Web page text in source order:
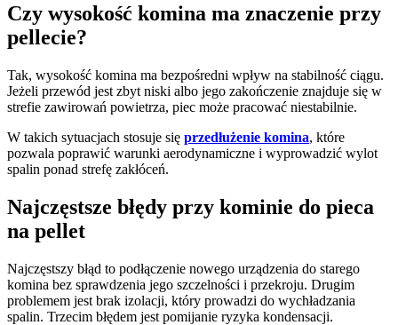
Czy wysokość komina ma znaczenie przy
pellecie?
Tak, wysokość komina ma bezpośredni wpływ na stabilność ciągu.
Jeżeli przewód jest zbyt niski albo jego zakończenie znajduje się w
strefie zawirowań powietrza, piec może pracować niestabilnie.
W takich sytuacjach stosuje się przedłużenie komina, które
pozwala poprawić warunki aerodynamiczne i wyprowadzić wylot
spalin ponad strefę zakłóceń.
Najczęstsze błędy przy kominie do pieca
na pellet
Najczęstszy błąd to podłączenie nowego urządzenia do starego
komina bez sprawdzenia jego szczelności i przekroju. Drugim
problemem jest brak izolacji, który prowadzi do wychładzania
spalin. Trzecim błędem jest pomijanie ryzyka kondensacji.